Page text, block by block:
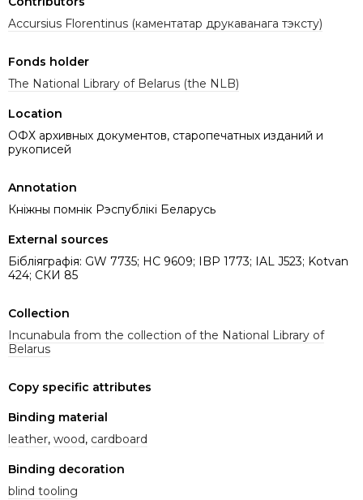
Accursius Florentinus (каментатар друкаванага тэксту)
Fonds holder
The National Library of Belarus (the NLB)
Location
ОФХ архивных документов, старопечатных изданий и
рукописей
Annotation
Кніжны помнік Рэспублікі Беларусь
External sources
Бібліяграфія: GW 7735; HC 9609; IBP 1773; IAL J523; Kotvan
424; СКИ 85
Collection
Incunabula from the collection of the National Library of
Belarus
Copy specific attributes
Binding material
leather, wood, cardboard
Binding decoration
blind tooling